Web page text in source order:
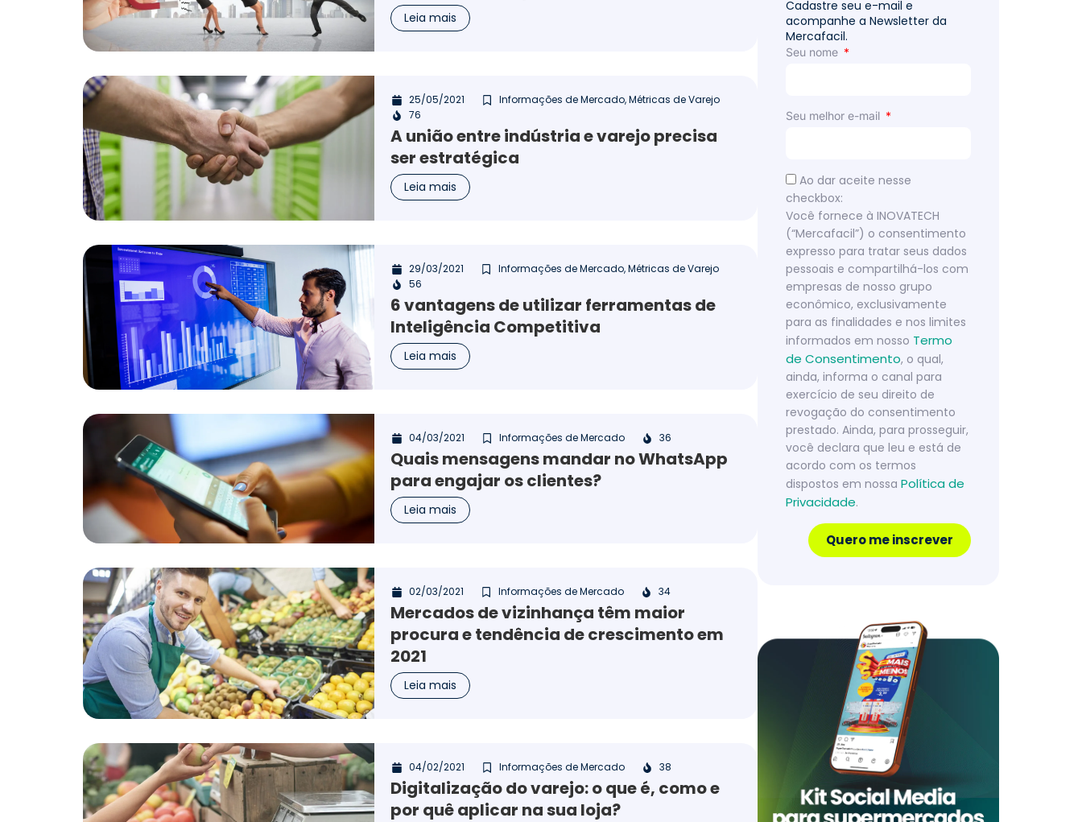
Leia mais
25/05/2021 Informações de Mercado,Métricas de Varejo
76
A união entre indústria e varejo precisa
ser estratégica
Leia mais
29/03/2021 Informações de Mercado,Métricas de Varejo
56
6 vantagens de utilizar ferramentas de
Inteligência Competitiva
Leia mais
04/03/2021 Informações de Mercado 36
Quais mensagens mandar no WhatsApp
para engajar os clientes?
Leia mais
02/03/2021 Informações de Mercado 34
Mercados de vizinhança têm maior
procura e tendência de crescimento em
2021
Leia mais
04/02/2021 Informações de Mercado 38
Digitalização do varejo: o que é, como e
por quê aplicar na sua loja?
Cadastre seu e-mail e
acompanhe a Newsletter da
Mercafacil.
Seu nome
Seu melhor e-mail
Ao dar aceite nesse
checkbox:
Você fornece à INOVATECH
(“Mercafacil”) o consentimento
expresso para tratar seus dados
pessoais e compartilhá-los com
empresas de nosso grupo
econômico, exclusivamente
para as finalidades e nos limites
informados em nosso Termo
de Consentimento, o qual,
ainda, informa o canal para
exercício de seu direito de
revogação do consentimento
prestado. Ainda, para prosseguir,
você declara que leu e está de
acordo com os termos
dispostos em nossa Política de
Privacidade.
Quero me inscrever